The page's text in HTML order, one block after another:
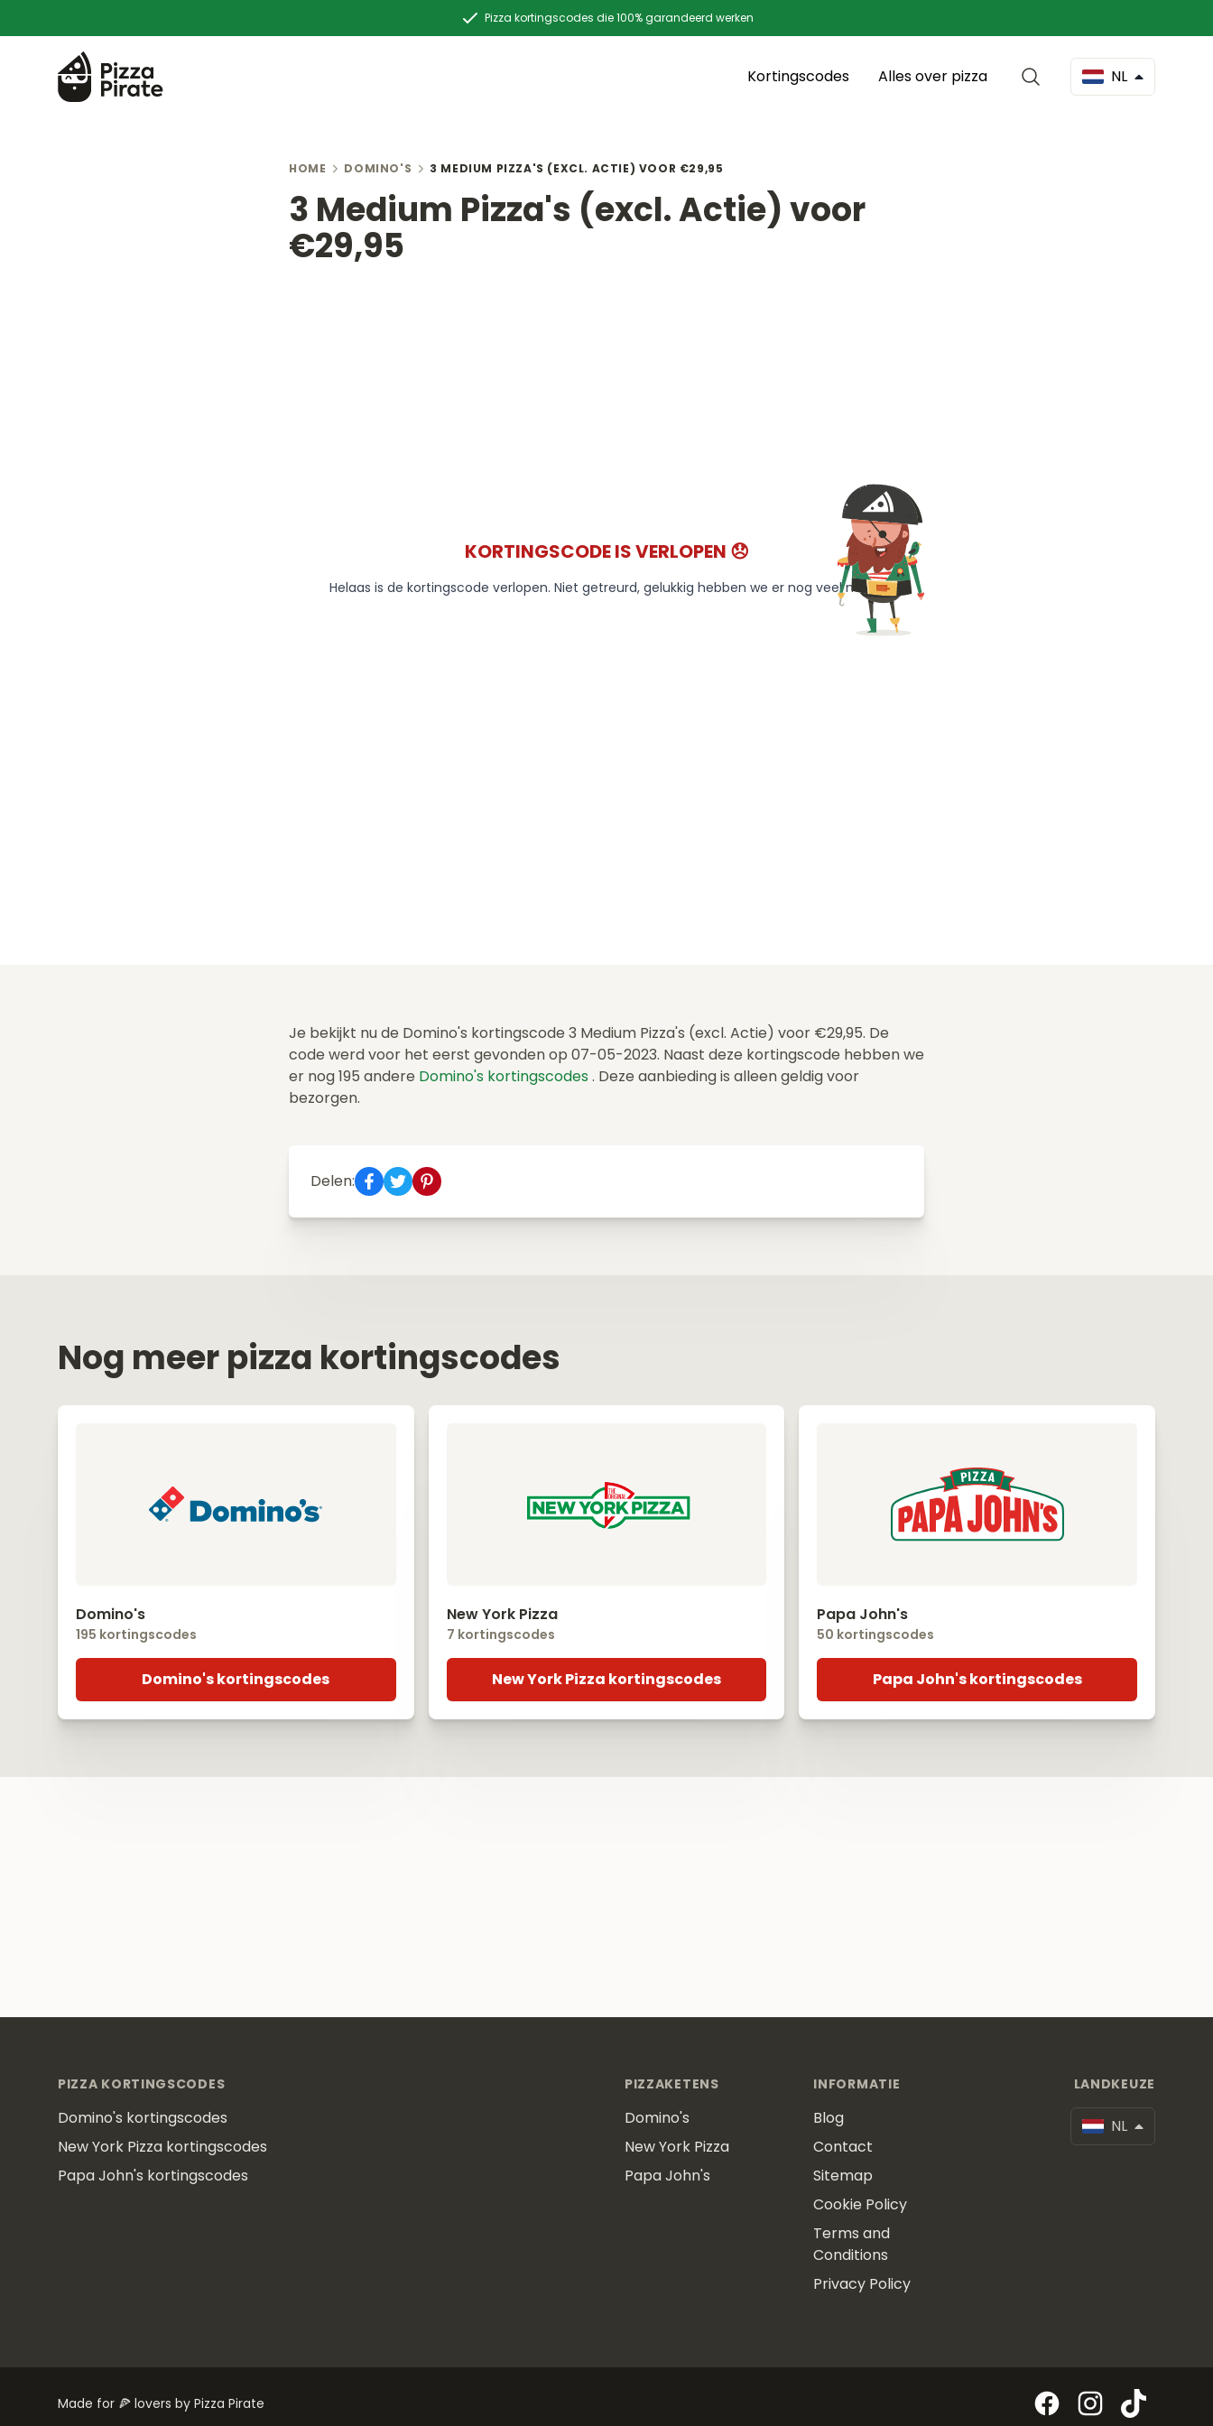
Pizza kortingscodes die 100% garandeerd werken
Kortingscodes Alles over pizza NL
HOME DOMINO'S 3 MEDIUM PIZZA'S (EXCL. ACTIE) VOOR €29,95
3 Medium Pizza's (excl. Actie) voor
€29,95
KORTINGSCODE IS VERLOPEN 😞
Helaas is de kortingscode verlopen. Niet getreurd, gelukkig hebben we er nog veel meer!
Je bekijkt nu de Domino's kortingscode 3 Medium Pizza's (excl. Actie) voor €29,95. De
code werd voor het eerst gevonden op 07-05-2023. Naast deze kortingscode hebben we
er nog 195 andere Domino's kortingscodes . Deze aanbieding is alleen geldig voor
bezorgen.
Delen:
Nog meer pizza kortingscodes
Domino's
195 kortingscodes
Domino's kortingscodes
New York Pizza
7 kortingscodes
New York Pizza kortingscodes
Papa John's
50 kortingscodes
Papa John's kortingscodes
PIZZA KORTINGSCODES
Domino's kortingscodes
New York Pizza kortingscodes
Papa John's kortingscodes
PIZZAKETENS
Domino's
New York Pizza
Papa John's
INFORMATIE
Blog
Contact
Sitemap
Cookie Policy
Terms and
Conditions
Privacy Policy
LANDKEUZE
NL
Made for 🍕 lovers by Pizza Pirate FacebookInstagram
TikTok